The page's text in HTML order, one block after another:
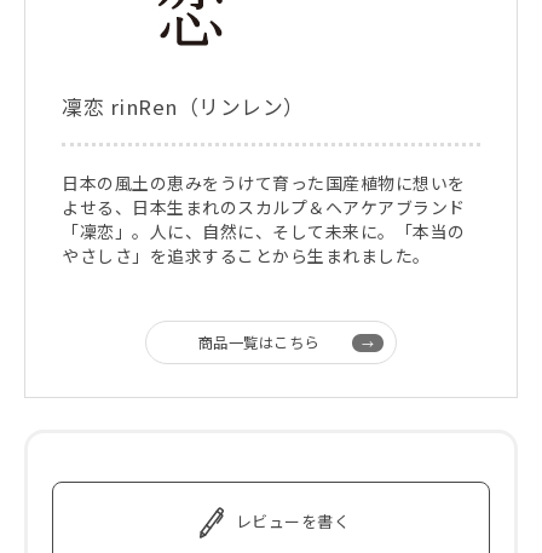
凜恋 rinRen（リンレン）
日本の風土の恵みをうけて育った国産植物に想いを
よせる、日本生まれのスカルプ＆ヘアケアブランド
「凜恋」。人に、自然に、そして未来に。「本当の
やさしさ」を追求することから生まれました。
商品一覧はこちら
レビューを書く